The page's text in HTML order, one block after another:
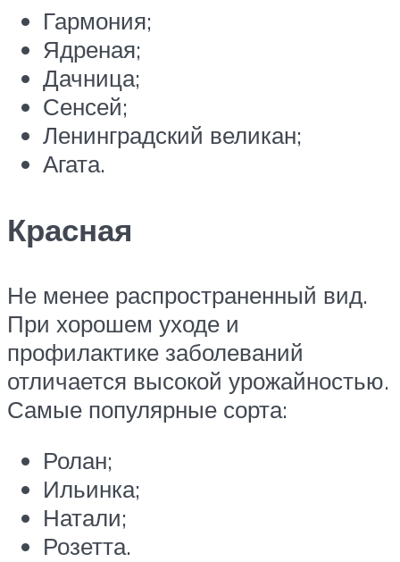
Гармония;
Ядреная;
Дачница;
Сенсей;
Ленинградский великан;
Агата.
Красная
Не менее распространенный вид.
При хорошем уходе и
профилактике заболеваний
отличается высокой урожайностью.
Самые популярные сорта:
Ролан;
Ильинка;
Натали;
Розетта.